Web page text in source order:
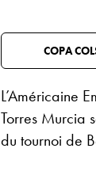
COPA
L’Américaine
Torres Murcia
du tournoi de